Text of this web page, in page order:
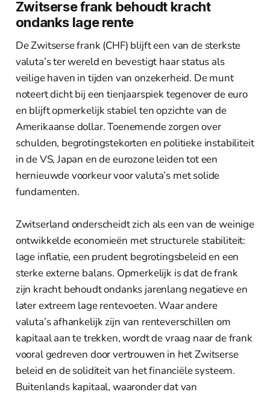
Zwitserse frank behoudt kracht
ondanks lage rente
De Zwitserse frank (CHF) blijft een van de sterkste
valuta’s ter wereld en bevestigt haar status als
veilige haven in tijden van onzekerheid. De munt
noteert dicht bij een tienjaarspiek tegenover de euro
en blijft opmerkelijk stabiel ten opzichte van de
Amerikaanse dollar. Toenemende zorgen over
schulden, begrotingstekorten en politieke instabiliteit
in de VS, Japan en de eurozone leiden tot een
hernieuwde voorkeur voor valuta’s met solide
fundamenten.
Zwitserland onderscheidt zich als een van de weinige
ontwikkelde economieën met structurele stabiliteit:
lage inflatie, een prudent begrotingsbeleid en een
sterke externe balans. Opmerkelijk is dat de frank
zijn kracht behoudt ondanks jarenlang negatieve en
later extreem lage rentevoeten. Waar andere
valuta’s afhankelijk zijn van renteverschillen om
kapitaal aan te trekken, wordt de vraag naar de frank
vooral gedreven door vertrouwen in het Zwitserse
beleid en de soliditeit van het financiële systeem.
Buitenlands kapitaal, waaronder dat van